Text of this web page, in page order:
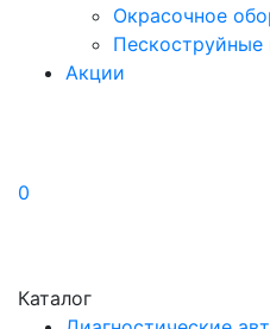
Окрасочное
Акции
0
Каталог